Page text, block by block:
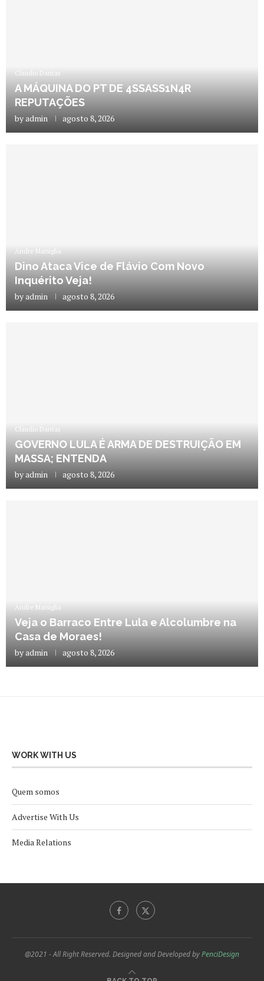
Claudio Dantas
A MÁQUINA DO PT DE 4SSASS1N4R
REPUTAÇÕES
byadmin agosto 8, 2026
Andre Marsiglia
Dino Ataca Vice de Flávio Com Novo
Inquérito Veja!
byadmin agosto 8, 2026
Claudio Dantas
GOVERNO LULA É ARMA DE DESTRUIÇÃO EM
MASSA; ENTENDA
byadmin agosto 8, 2026
Andre Marsiglia
Veja o Barraco Entre Lula e Alcolumbre na
Casa de Moraes!
byadmin agosto 8, 2026
WORK WITH US
Quem somos
Advertise With Us
Media Relations
@2021 - All Right Reserved. Designed and Developed byPenciDesign